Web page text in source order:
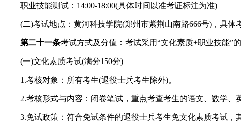
职业技能测试：14:00-18:00(具体时间以准考证标注为准)
(二)考试地点：黄河科技学院(郑州市紫荆山南路666号)，具体
第二十一条考试方式及分值：考试采用“文化素质+职业技能”
(一)文化素质考试(满分150分)
1.考核对象：所有考生(退役士兵考生除外)。
2.考核形式与内容：闭卷笔试，重点考查考生的语文、数学、
3.免试政策：符合免试条件的退役士兵考生免文化素质考试，其